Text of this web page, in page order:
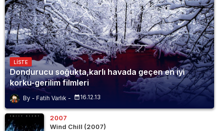
LISTE
Dondurucu soğukta,karlı havada geçen en iyi
korku-gerilim filmleri
Fatih Varlık 16.12.13
2007
Wind Chill (2007)